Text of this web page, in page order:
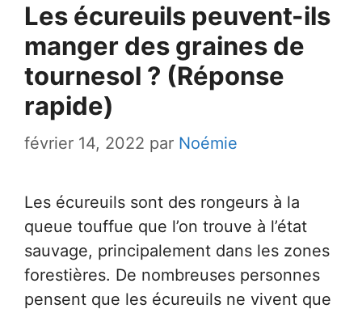
Les écureuils peuvent-ils
manger des graines de
tournesol ? (Réponse
rapide)
février 14, 2022 par Noémie
Les écureuils sont des rongeurs à la
queue touffue que l’on trouve à l’état
sauvage, principalement dans les zones
forestières. De nombreuses personnes
pensent que les écureuils ne vivent que